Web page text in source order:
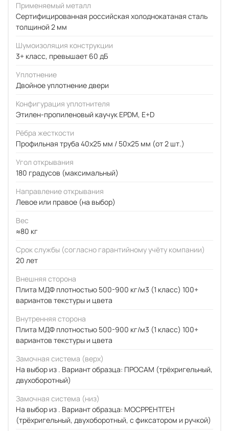
Применяемый металл
Сертифицированная российская холоднокатаная сталь
толщиной 2 мм
Шумоизоляция конструкции
3+ класс, превышает 60 дБ
Уплотнение
Двойное уплотнение двери
Конфигурация уплотнителя
Этилен-пропиленовый каучук EPDM, E+D
Рёбра жесткости
Профильная труба 40х25 мм / 50x25 мм (от 2 шт.)
Угол открывания
180 градусов (максимальный)
Направление открывания
Левое или правое (на выбор)
Вес
≈80 кг
Срок службы (согласно гарантийному учёту компании)
20 лет
Внешняя сторона
Плита МДФ плотностью 500-900 кг/м3 (1 класс) 100+
вариантов текстуры и цвета
Внутренняя сторона
Плита МДФ плотностью 500-900 кг/м3 (1 класс) 100+
вариантов текстуры и цвета
Замочная система (верх)
На выбор из . Вариант образца: ПРОСАМ (трёхригельный,
двухоборотный)
Замочная система (низ)
На выбор из . Вариант образца: МОСРРЕНТГЕН
(трёхригельный, двухоборотный, с фиксатором и ручкой)